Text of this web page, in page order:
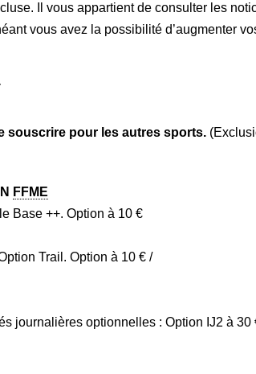
Il vous appartient de consulter les
vous avez la possibilité d’augmenter
souscrire pour les autres sports.
FFME
Base ++. Option à 10 €
Trail. Option à 10 € /
journalières optionnelles : Option IJ2 à 30